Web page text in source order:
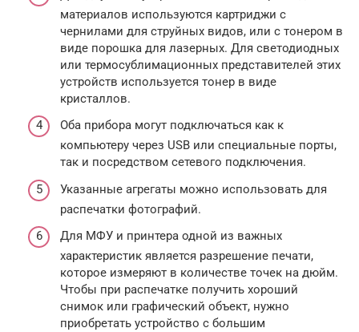
материалов используются картриджи с
чернилами для струйных видов, или с тонером в
виде порошка для лазерных. Для светодиодных
или термосублимационных представителей этих
устройств используется тонер в виде
кристаллов.
Оба прибора могут подключаться как к
компьютеру через USB или специальные порты,
так и посредством сетевого подключения.
Указанные агрегаты можно использовать для
распечатки фотографий.
Для МФУ и принтера одной из важных
характеристик является разрешение печати,
которое измеряют в количестве точек на дюйм.
Чтобы при распечатке получить хороший
снимок или графический объект, нужно
приобретать устройство с большим